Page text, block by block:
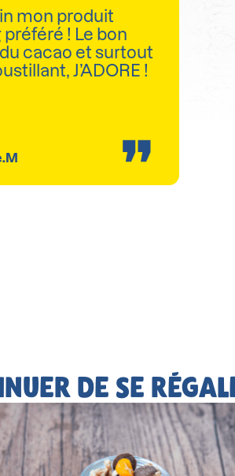
mon produit
préféré ! Le bon
cacao et surtout
J’ADORE !
DE SE